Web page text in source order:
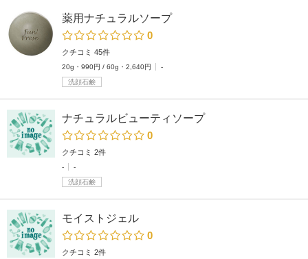
薬用ナチュラルソープ
0
クチコミ 45件
20g・990円 / 60g・2,640円
-
洗顔石鹸
ナチュラルビューティソープ
0
クチコミ 2件
-
-
洗顔石鹸
モイストジェル
0
クチコミ 2件